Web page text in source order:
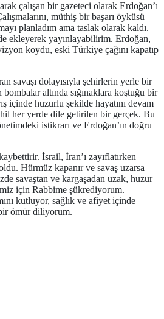
çalışan bir gazeteci olarak Erdoğan’ı
müthiş bir başarı öyküsü
planladım ama taslak olarak kaldı.
ekleyerek yayınlayabilirim. Erdoğan,
koydu, eski Türkiye çağını kapatıp
savaşı dolayısıyla şehirlerin yerle bir
altında sığınaklara koştuğu bir
içinde huzurlu şekilde hayatını devam
her yerde dile getirilen bir gerçek. Bu
istikrarı ve Erdoğan’ın doğru
İsrail, İran’ı zayıflatırken
Hürmüz kapanır ve savaş uzarsa
savaştan ve kargaşadan uzak, huzur
için Rabbime şükrediyorum.
kutluyor, sağlık ve afiyet içinde
ömür diliyorum.